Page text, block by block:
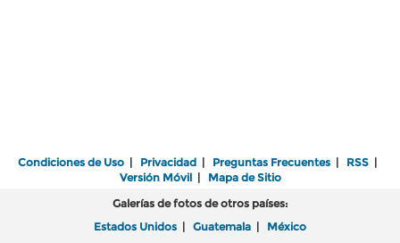
Condiciones de Uso | Privacidad | Preguntas Frecuentes | RSS |
Versión Móvil| Mapa de Sitio
Galerías de fotos de otros países:
Estados Unidos | Guatemala | México